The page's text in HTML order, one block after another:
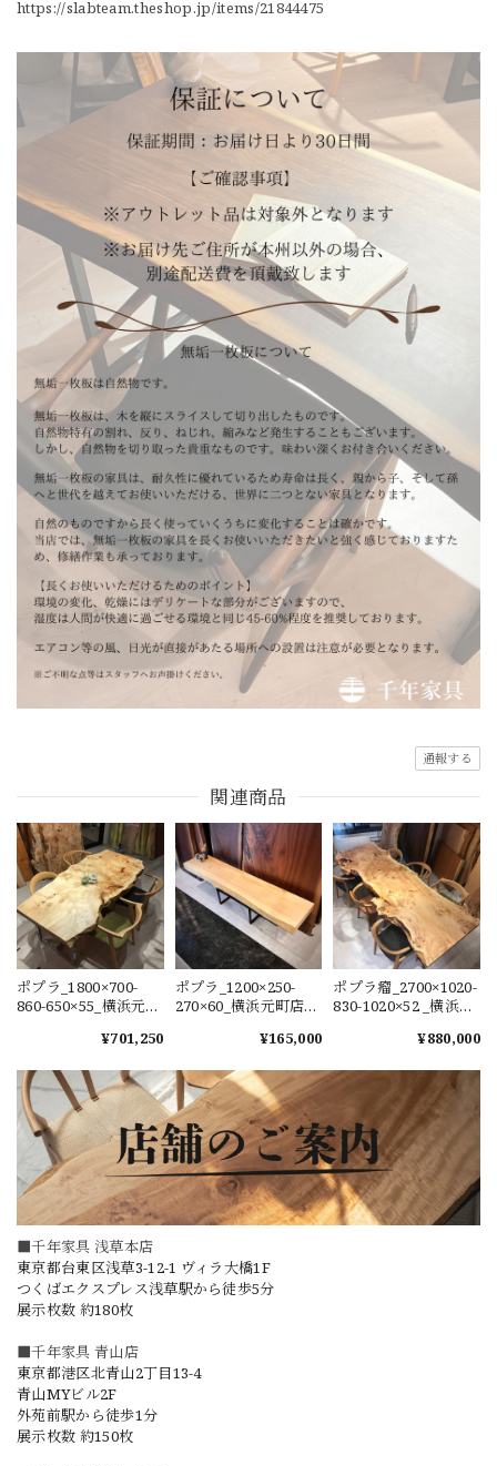
■千年家具 浅草本店
東京都台東区浅草3-12-1 ヴィラ大橋1F
つくばエクスプレス浅草駅から徒歩5分
展示枚数 約180枚
■千年家具 青山店
東京都港区北青山2丁目13-4
青山MYビル2F
外苑前駅から徒歩1分
展示枚数 約150枚
https://slabteam.theshop.jp/items/21844475
通報する
関連商品
ポプラ_1800×700-
860-650×55_横浜元町
板 261976 t001¥701,250
ポプラ_1200×250-
270×60_横浜元町店_
261028-3 t001¥165,000
ポプラ瘤_2700×1020-
830-1020×52 _横浜元
¥880,000